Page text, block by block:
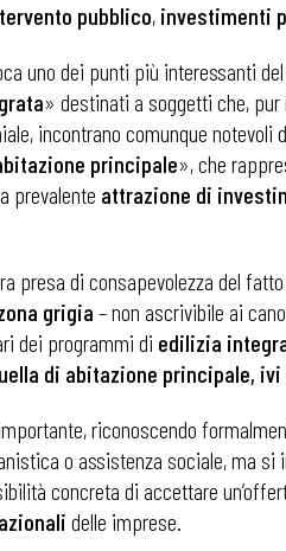
pubblico, investimenti
uno dei punti più interessanti
» destinati a soggetti che,
incontrano comunque notevoli
principale», che
prevalente attrazione di
presa di consapevolezza del fatto
grigia – non ascrivibile ai
dei programmi di edilizia
di abitazione principale,
riconoscendo
o assistenza sociale, ma
concreta di accettare
delle imprese.